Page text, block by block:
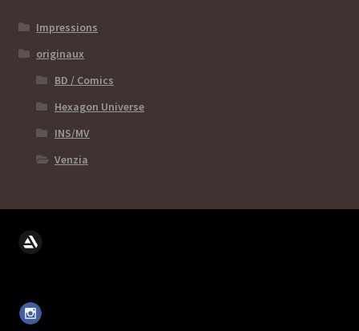
Impressions
originaux
BD / Comics
Hexagon Universe
INS/MV
Venzia